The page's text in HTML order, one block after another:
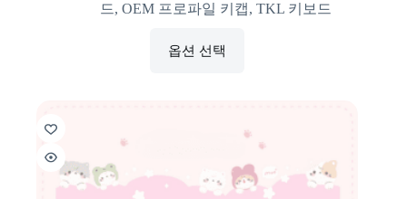
드, OEM 프로파일 키캡, TKL 키보드
옵션 선택